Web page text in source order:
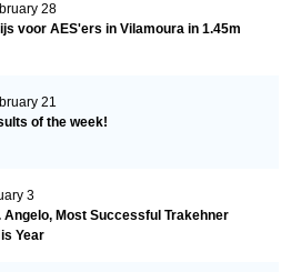
28
voor AES'ers in Vilamoura in 1.45m
21
of the week!
3
Angelo, Most Successful Trakehner
Year